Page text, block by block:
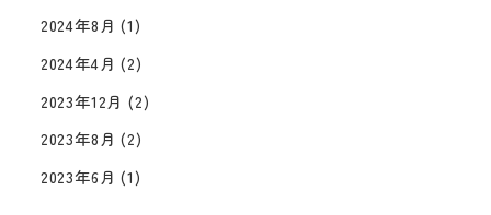
2024年8月 (1)
2024年4月 (2)
2023年12月 (2)
2023年8月 (2)
2023年6月 (1)